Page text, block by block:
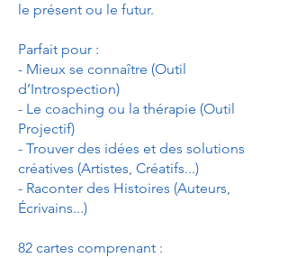
le présent ou le futur.
Parfait pour :
- Mieux se connaître (Outil
d’Introspection)
- Le coaching ou la thérapie (Outil
Projectif)
- Trouver des idées et des solutions
créatives (Artistes, Créatifs...)
- Raconter des Histoires (Auteurs,
Écrivains...)
82 cartes comprenant :